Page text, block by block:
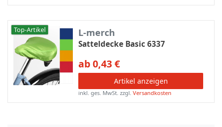
Top-Artikel L-merch
Satteldecke Basic 6337
ab 0,43 €
Artikel anzeigen
inkl. ges. MwSt. zzgl.Versandkosten